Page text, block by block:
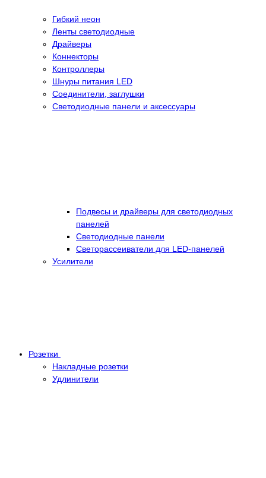
Гибкий неон
Ленты светодиодные
Драйверы
Коннекторы
Контроллеры
Шнуры питания LED
Соединители, заглушки
Светодиодные панели и аксессуары
Подвесы и драйверы для светодиодных
панелей
Светодиодные панели
Светорассеиватели для LED-панелей
Усилители
Розетки
Накладные розетки
Удлинители